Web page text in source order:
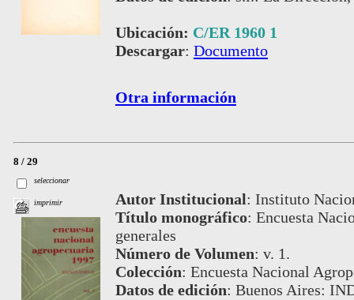
Ubicación: C/ER 1960 1
Descargar: Documento
Otra información
8 / 29
seleccionar
imprimir Autor Institucional: Instituto
Título monográfico: Encuesta
generales
Número de Volumen: v. 1.
Colección: Encuesta Nacional
Datos de edición: Buenos Aires: